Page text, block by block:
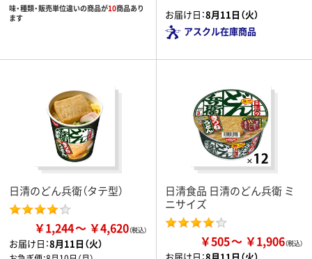
味・種類・販売単位違いの商品が10商品あり
ます
お届け日：8月11日（火）
アスクル在庫商品
日清のどん兵衛（タテ型）
￥1,244 ￥4,620
お届け日：8月11日（火）
日清食品 日清のどん兵衛 ミ
ニサイズ
￥505 ￥1,906
お届け日：8月11日（火）